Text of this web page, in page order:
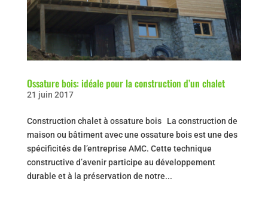
Ossature bois: idéale pour la construction d’un chalet
21 juin 2017
Construction chalet à ossature bois La construction de
maison ou bâtiment avec une ossature bois est une des
spécificités de l’entreprise AMC. Cette technique
constructive d’avenir participe au développement
durable et à la préservation de notre...